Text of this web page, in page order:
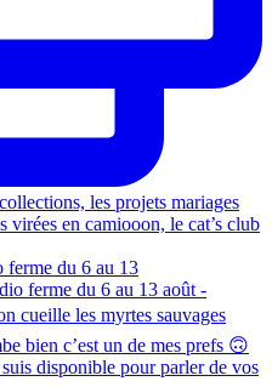
ferme du 6 au 13